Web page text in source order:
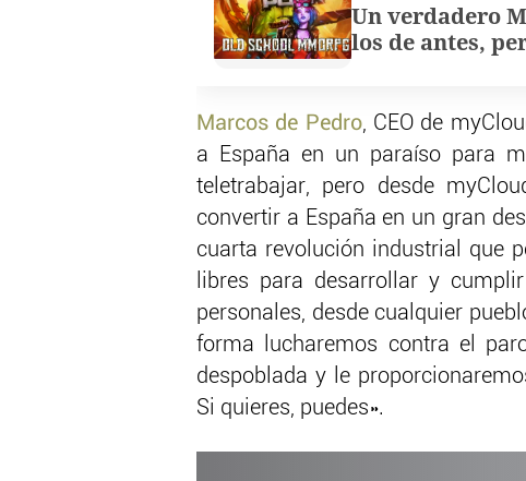
Un verdadero
los de antes,
Marcos de Pedro, CEO de
a España en un paraíso para
teletrabajar, pero desde
convertir a España en un gran
cuarta revolución industrial que
libres para desarrollar y
personales, desde cualquier
forma lucharemos contra el
despoblada y le
Si quieres, puedes».